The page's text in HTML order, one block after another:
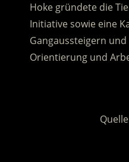
Hoke gründete die
Initiative sowie eine
Gangaussteigern
Orientierung und